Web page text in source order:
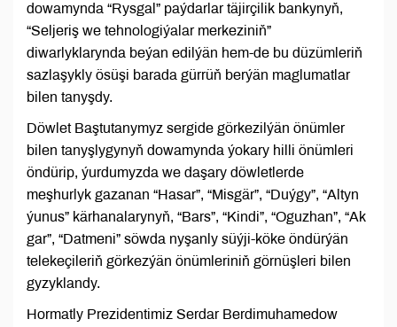
dowamynda “Rysgal” paýdarlar täjirçilik bankynyň,
“Seljeriş we tehnologiýalar merkeziniň”
diwarlyklarynda beýan edilýän hem-de bu düzümleriň
sazlaşykly ösüşi barada gürrüň berýän maglumatlar
bilen tanyşdy.
Döwlet Baştutanymyz sergide görkezilýän önümler
bilen tanyşlygynyň dowamynda ýokary hilli önümleri
öndürip, ýurdumyzda we daşary döwletlerde
meşhurlyk gazanan “Hasar”, “Misgär”, “Duýgy”, “Altyn
ýunus” kärhanalarynyň, “Bars”, “Kindi”, “Oguzhan”, “Ak
gar”, “Datmeni” söwda nyşanly süýji-köke öndürýän
telekeçileriň görkezýän önümleriniň görnüşleri bilen
gyzyklandy.
Hormatly Prezidentimiz Serdar Berdimuhamedow